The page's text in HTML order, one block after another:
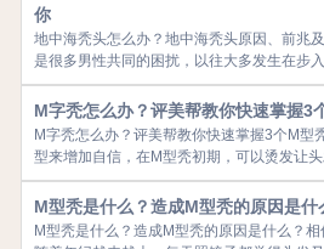
你
地中海秃头怎么办？地中海秃头原因、前兆
是很多男性共同的困扰，以往大多发生在步
M字秃怎么办？评美帮教你快速掌握3
M字秃怎么办？评美帮教你快速掌握3个M型
型来增加自信，在M型秃初期，可以烫发让
M型秃是什么？造成M型秃的原因是什
M型秃是什么？造成M型秃的原因是什么？